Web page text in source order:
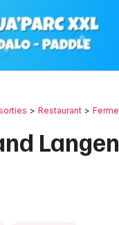
Grands
Activité &
Bordeaux
Lyon
Restaurant